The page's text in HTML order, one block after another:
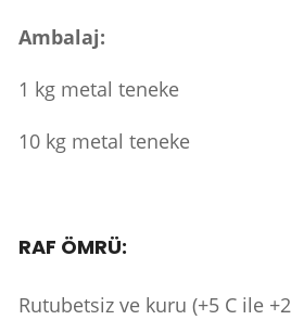
Ambalaj:
1 kg metal teneke
10 kg metal teneke
RAF ÖMRÜ:
Rutubetsiz ve kuru (+5 C ile